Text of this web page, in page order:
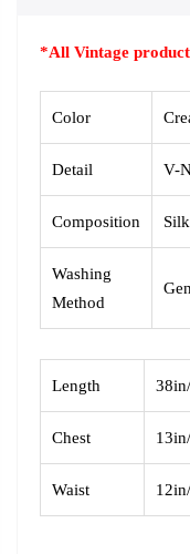
*All Vintage
Color
Detail V-
Composition
Washing
Method
Length
Chest
Waist